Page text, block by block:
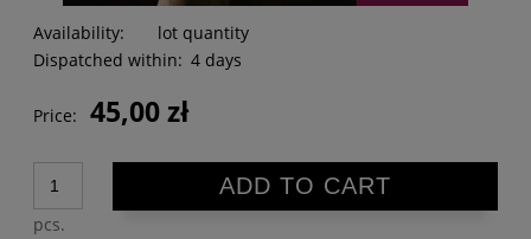
Availability:
lot quantity
Dispatched within: 4 days
Price: 45,00 zł
pcs.
ADD TO CART